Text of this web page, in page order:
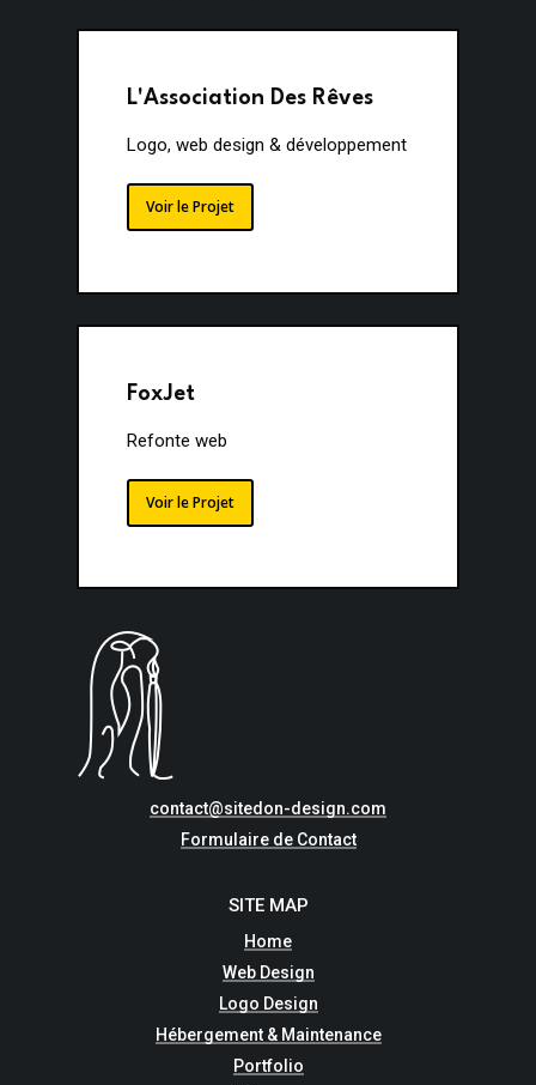
L'Association Des Rêves
Logo, web design & développement
Voir le Projet
FoxJet
Refonte web
Voir le Projet
contact@sitedon-design.com
Formulaire de Contact
SITE MAP
Home
Web Design
Logo Design
Hébergement & Maintenance
Portfolio